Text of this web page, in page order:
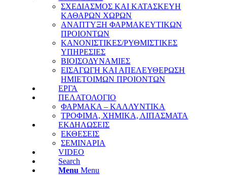
ΣΧΕΔΙΑΣΜΟΣ ΚΑΙ ΚΑΤΑΣΚΕΥΗ
ΚΑΘΑΡΩΝ ΧΩΡΩΝ
ΑΝΑΠΤΥΞΗ ΦΑΡΜΑΚΕΥΤΙΚΩΝ
ΠΡΟΙΟΝΤΩΝ
ΚΑΝΟΝΙΣΤΙΚΕΣ/ΡΥΘΜΙΣΤΙΚΕΣ
ΥΠΗΡΕΣΙΕΣ
ΒΙΟΙΣΟΔΥΝΑΜΙΕΣ
ΕΙΣΑΓΩΓΗ ΚΑΙ ΑΠΕΛΕΥΘΕΡΩΣΗ
ΗΜΙΕΤΟΙΜΩΝ ΠΡΟΙΟΝΤΩΝ
ΕΡΓΑ
ΠΕΛΑΤΟΛΟΓΙΟ
ΦΑΡΜΑΚΑ – ΚΑΛΛΥΝΤΙΚΑ
ΤΡΟΦΙΜΑ, ΧΗΜΙΚΑ, ΛΙΠΑΣΜΑΤΑ
ΕΚΔΗΛΩΣΕΙΣ
ΕΚΘΕΣΕΙΣ
ΣΕΜΙΝΑΡΙΑ
VIDEO
Search
Menu Menu